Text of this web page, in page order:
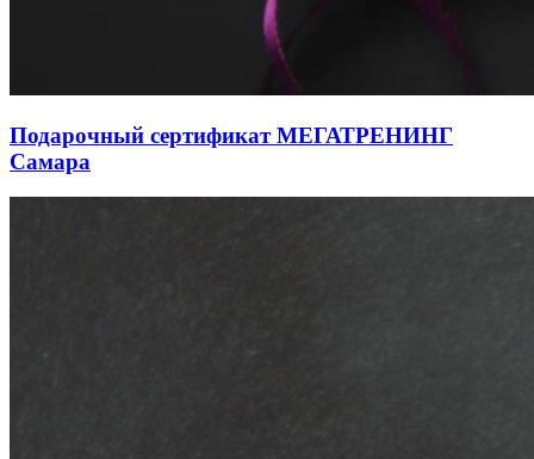
Подарочный сертификат МЕГАТРЕНИНГ
Самара